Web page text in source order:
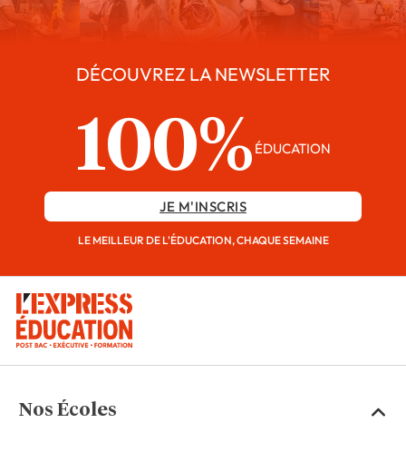
DÉCOUVREZ LA NEWSLETTER
100% ÉDUCATION
JE M'INSCRIS
LE MEILLEUR DE L'ÉDUCATION, CHAQUE SEMAINE
Nos Écoles